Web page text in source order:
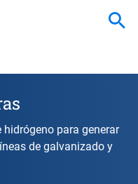
para generar
de galvanizado y